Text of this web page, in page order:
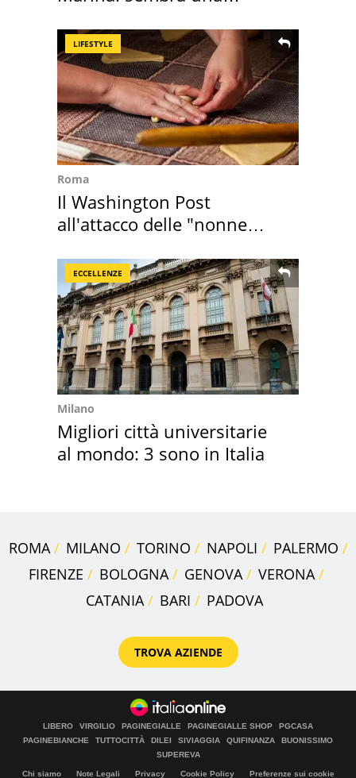
LIFESTYLE
Roma
Il Washington Post
all'attacco delle "nonne
ECCELLENZE
Milano
Migliori città universitarie
al mondo: 3 sono in Italia
ROMA MILANO TORINO NAPOLI
PALERMO
FIRENZE
BOLOGNA GENOVA
VERONA
CATANIA
BARI PADOVA
TROVA AZIENDE
LIBERO VIRGILIO PAGINEGIALLE PAGINEGIALLE SHOP
PGCASA
PAGINEBIANCHE
TUTTOCITTÀ DILEI SIVIAGGIA QUIFINANZA
BUONISSIMO
SUPEREVA
Chi siamo Note Legali Privacy Cookie Policy
Preferenze sui cookie